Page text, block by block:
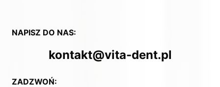
NAPISZ DO NAS:
kontakt@vita-dent.pl
ZADZWOŃ: